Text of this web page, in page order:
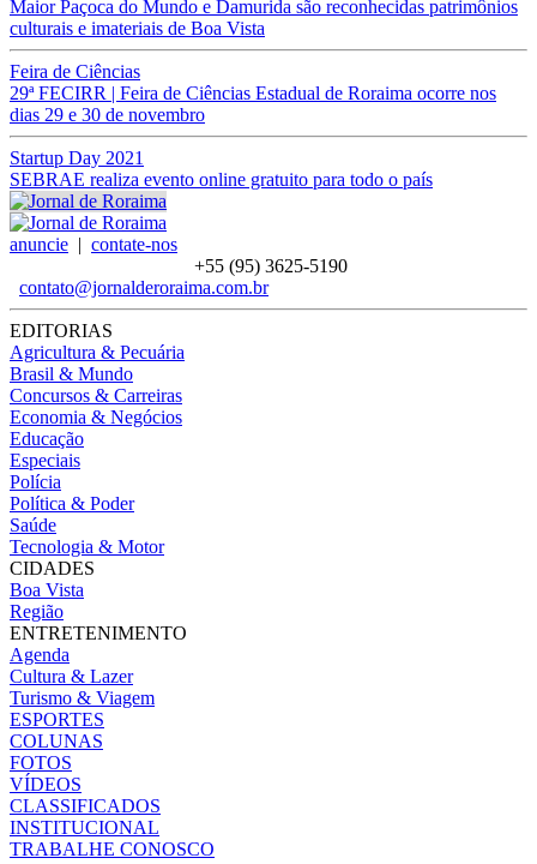
Maior Paçoca do Mundo e Damurida são reconhecidas patrimônios
culturais e imateriais de Boa Vista
Feira de Ciências
29ª FECIRR | Feira de Ciências Estadual de Roraima ocorre nos
dias 29 e 30 de novembro
Startup Day 2021
SEBRAE realiza evento online gratuito para todo o país
anuncie | contate-nos
+55 (95) 3625-5190
contato@jornalderoraima.com.br
EDITORIAS
Agricultura & Pecuária
Brasil & Mundo
Concursos & Carreiras
Economia & Negócios
Educação
Especiais
Polícia
Política & Poder
Saúde
Tecnologia & Motor
CIDADES
Boa Vista
Região
ENTRETENIMENTO
Agenda
Cultura & Lazer
Turismo & Viagem
ESPORTES
COLUNAS
FOTOS
VÍDEOS
CLASSIFICADOS
INSTITUCIONAL
TRABALHE CONOSCO